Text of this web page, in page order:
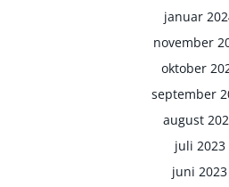
januar
november
oktober
september
august
juli 2023
juni 2023